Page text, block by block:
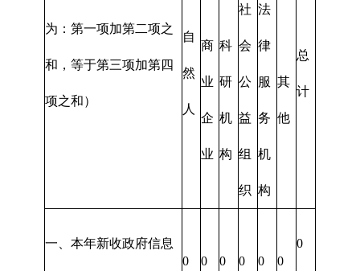
为：第一项加第二项之
和，等于第三项加第四
项之和）
自
然
人
总
计
商
业
企
业
科
研
机
构
社
会
公
益
组
织
法
律
服
务
机
构
其
他
一、本年新收政府信息
0 0 0 0 0 0
0